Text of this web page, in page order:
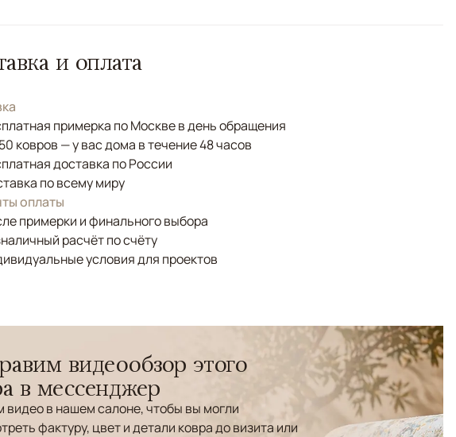
и оплата
примерка по Москве в день обращения
ковров — у вас дома в течение 48 часов
доставка по России
по всему миру
оплаты
примерки и финального выбора
расчёт по счёту
условия для проектов
видеообзор этого
в мессенджер
видео в нашем салоне, чтобы вы могли
фактуру, цвет и детали ковра до визита или